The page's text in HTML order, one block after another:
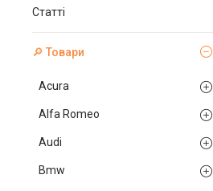
Статті
🔎 Товари
Acura
Alfa Romeo
Audi
Bmw